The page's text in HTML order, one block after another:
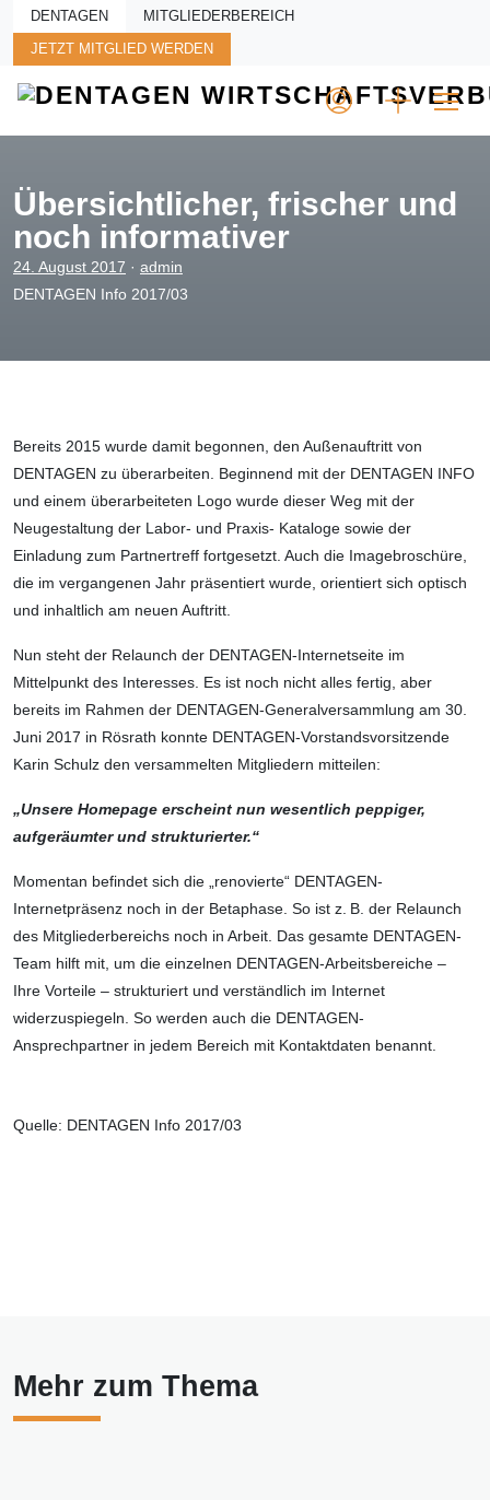
Skip to main content
DENTAGEN MITGLIEDERBEREICH
JETZT MITGLIED WERDEN
Übersichtlicher, frischer und
noch informativer
24. August 2017 · admin
DENTAGEN Info 2017/03
Bereits 2015 wurde damit begonnen, den Außenauftritt von
DENTAGEN zu überarbeiten. Beginnend mit der DENTAGEN INFO
und einem überarbeiteten Logo wurde dieser Weg mit der
Neugestaltung der Labor- und Praxis- Kataloge sowie der
Einladung zum Partnertreff fortgesetzt. Auch die Imagebroschüre,
die im vergangenen Jahr präsentiert wurde, orientiert sich optisch
und inhaltlich am neuen Auftritt.
Nun steht der Relaunch der DENTAGEN-Internetseite im
Mittelpunkt des Interesses. Es ist noch nicht alles fertig, aber
bereits im Rahmen der DENTAGEN-Generalversamm­lung am 30.
Juni 2017 in Rösrath konnte DENTAGEN-Vorstandsvorsitzende
Karin Schulz den versammelten Mitgliedern mitteilen:
„Unsere Homepage erscheint nun wesentlich peppiger,
aufgeräumter und strukturierter.“
Momentan befindet sich die „renovierte“ DENTAGEN-
Internetpräsenz noch in der Betaphase. So ist z. B. der Relaunch
des Mitgliederbereichs noch in Arbeit. Das gesamte DENTAGEN-
Team hilft mit, um die einzelnen DENTAGEN-Arbeitsbereiche –
Ihre Vorteile – strukturiert und verständlich im Internet
widerzuspiegeln. So werden auch die DENTAGEN-
Ansprechpartner in jedem Bereich mit Kontaktdaten benannt.
Quelle: DENTAGEN Info 2017/03
Mehr zum Thema